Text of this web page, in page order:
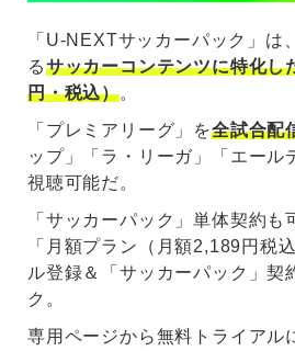
「U-NEXTサッカーパック」は
るサッカーコンテンツに特化し
円・税込）。
「プレミアリーグ」を全試合配
ップ」「ラ・リーガ」「エール
視聴可能だ。
「サッカーパック」単体契約も
「月額プラン（月額2,189円税
ル登録＆「サッカーパック」契
ク。
専用ページから無料トライアル